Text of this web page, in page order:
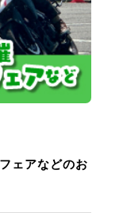
ェアなどのお